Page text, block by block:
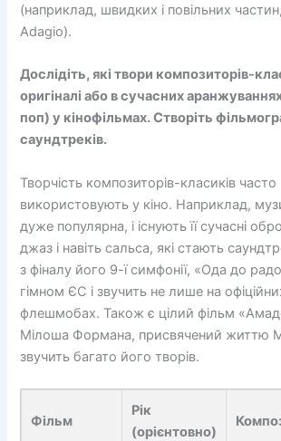
(наприклад, швидких і повільних
Adagio).
Дослідіть, які твори композиторів-
оригіналі або в сучасних
поп) у кінофільмах. Створіть
саундтреків.
Творчість композиторів-класиків часто
використовують у кіно. Наприклад,
дуже популярна, і існують її сучасні
джаз і навіть сальса, які стають
з фіналу його 9-ї симфонії, «Ода до
гімном ЄС і звучить не лише на
флешмобах. Також є цілий фільм
Мілоша Формана, присвячений життю
звучить багато його творів.
Фільм
Рік
(орієнтовно)